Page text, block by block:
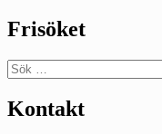
Frisöket
Sök
efter:
Kontakt